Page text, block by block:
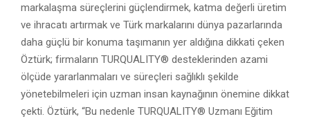
markalaşma süreçlerini güçlendirmek, katma değerli üretim
ve ihracatı artırmak ve Türk markalarını dünya pazarlarında
daha güçlü bir konuma taşımanın yer aldığına dikkati çeken
Öztürk; firmaların TURQUALITY® desteklerinden azami
ölçüde yararlanmaları ve süreçleri sağlıklı şekilde
yönetebilmeleri için uzman insan kaynağının önemine dikkat
çekti. Öztürk, “Bu nedenle TURQUALITY® Uzmanı Eğitim